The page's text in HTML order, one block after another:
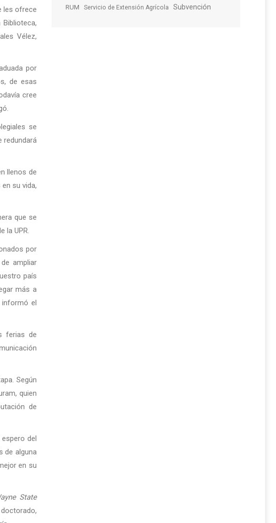
les ofrece
Vélez,
por
de esas
cree
se
redundará
llenos de
su vida,
que se
la UPR.
por
ampliar
país
más a
el
ferias de
Según
quien
de
del
de alguna
en su
State
RUM Servicio de Extensión Agrícola Subvención